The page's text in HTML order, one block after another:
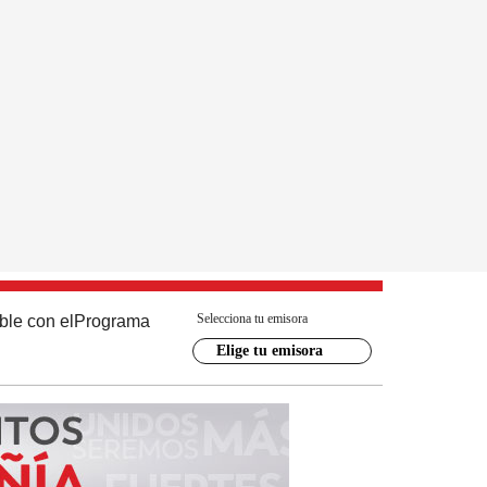
con el Programa Selecciona tu emisora
Elige tu emisora